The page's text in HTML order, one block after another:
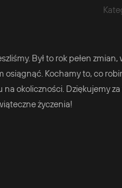
Był to rok pełen zmian,
osiągnąć. Kochamy to, co
okoliczności. Dziękujemy
życzenia!